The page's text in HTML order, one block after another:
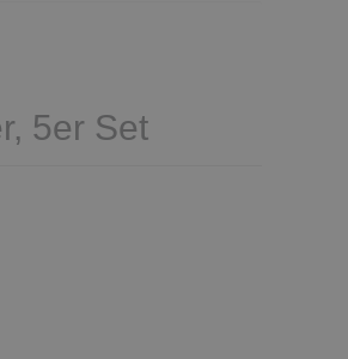
5er Set